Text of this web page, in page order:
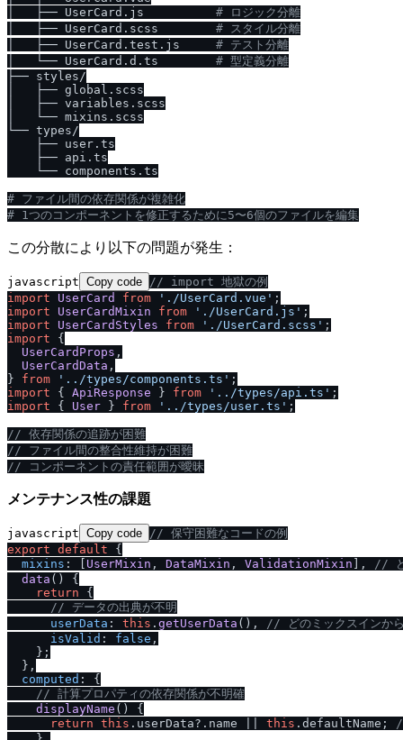
│   ├── UserCard.js # ロジック分離
│   ├── UserCard.scss # スタイル分離
│   ├── UserCard.test.js # テスト分離
│   └── UserCard.d.ts # 型定義分離
├── styles/
│   ├── global.scss
│   ├── variables.scss
│   └── mixins.scss
└── types/
    ├── user.ts
    ├── api.ts
    └── components.ts
# ファイル間の依存関係が複雑化
# 1つのコンポーネントを修正するために5〜6個のファイルを編集
この分散により以下の問題が発生：
javascript Copy code / / import 地獄の例
import
UserCard from '. /UserCard.vue'
import
UserCardMixin from '. /UserCard.js'
import
UserCardStyles from '. /UserCard.scss'
import {
UserCardProps ,
UserCardData ,
} from '.. /types /components.ts'
import { ApiResponse } from '.. /types /api.ts'
import { User } from '.. /types /user.ts' ;
/ / 依存関係の追跡が困難
/ / ファイル間の整合性維持が困難
/ / コンポーネントの責任範囲が曖昧
メンテナンス性の課題
javascript Copy code / / 保守困難なコードの例
export default {
mixins : [ UserMixin , DataMixin , ValidationMixin ], / /
data ( ) {
return {
/ / データの出典が不明
userData : this . getUserData (), / / どのミックスインか
isValid : false ,
    };
  },
computed : {
/ / 計算プロパティの依存関係が不明確
displayName ( ) {
return this . userData?. name this . defaultName ;
/